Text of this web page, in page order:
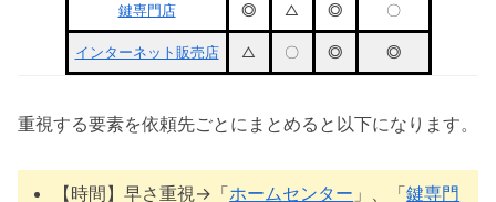
鍵専門店 ◎ △ ◎ 〇
インターネット販売店 △ 〇 ◎ ◎
重視する要素を依頼先ごとにまとめると以下になります。
【時間】早さ重視→「ホームセンター 」、「鍵専門